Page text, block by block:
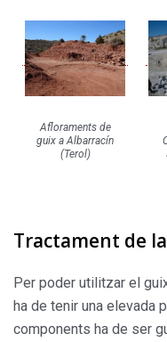
Afloraments de
guix a Albarracín
(Terol)
Tractament de
Per poder utilitzar el
ha de tenir una elevada
components ha de ser